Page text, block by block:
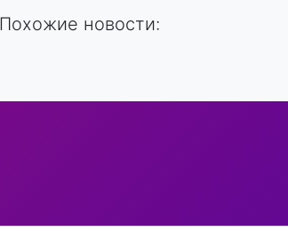
Похожие новости: